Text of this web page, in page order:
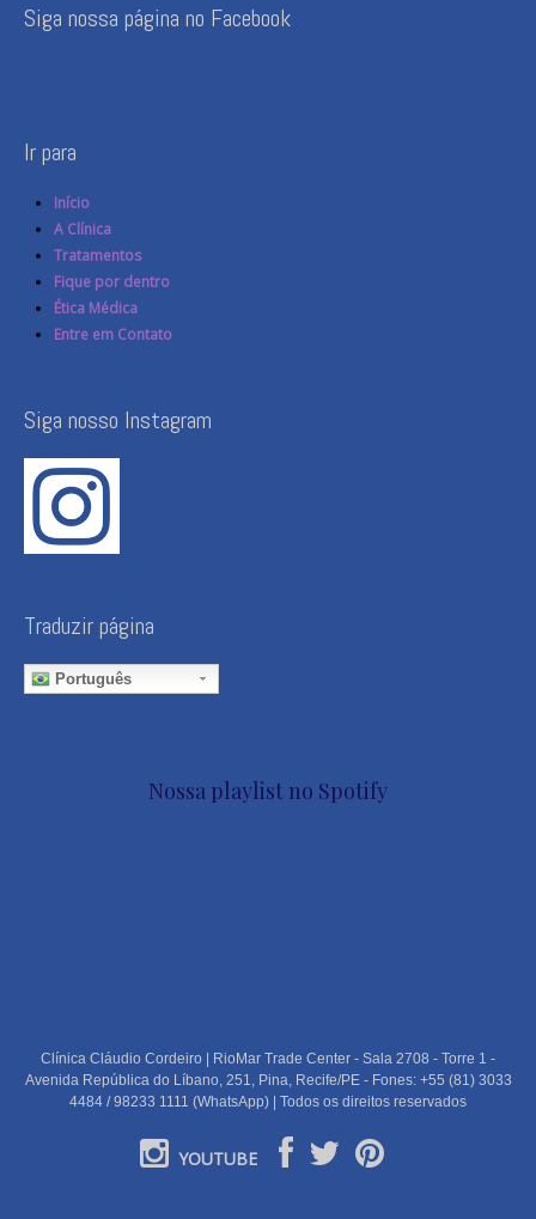
Siga nossa página no Facebook
Ir para
Início
A Clínica
Tratamentos
Fique por dentro
Ética Médica
Entre em Contato
Siga nosso Instagram
Traduzir página
Português
Nossa playlist no Spotify
Clínica Cláudio Cordeiro | RioMar Trade Center - Sala 2708 - Torre 1 -
Avenida República do Líbano, 251, Pina, Recife/PE - Fones: +55 (81) 3033
4484 / 98233 1111 (WhatsApp) | Todos os direitos reservados
YOUTUBE